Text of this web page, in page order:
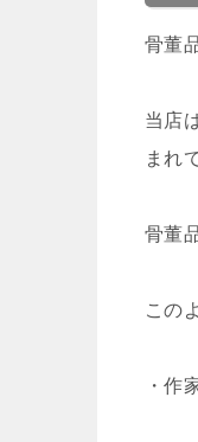
骨董
当店
まれ
骨董
この
・作